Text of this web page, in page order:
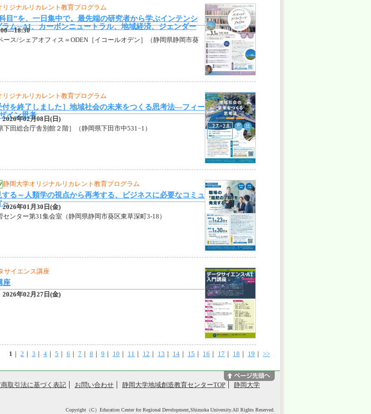
リジナルリカレント教育プログラム
目”を、一日集中で。最先端の研究者から学ぶインテンシ
ム─AI、カーボンニュートラル、地域経済、ジェンダー
ース/シェアオフィス＝ODEN［イコールオデン］（静岡県静岡市葵
リジナルリカレント教育プログラム
付を終了しました］地域社会の未来をつくる思考法―フィー
イン思考
年02月08日(日)
下田総合庁舎別館２階］（静岡県下田市中531−1）
静岡大学オリジナルリカレント教育プログラム
る～人類学の視点から再考する、ビジネスに必要なコミュ
～
年01月30日(金)
センター第31集会室（静岡県静岡市葵区東草深町3-18）
サイエンス講座
座
年02月27日(金)
1 ｜ 2 ｜ 3 ｜ 4 ｜ 5 ｜ 6 ｜ 7 ｜ 8 ｜ 9 ｜ 10 ｜ 11 ｜ 12 ｜ 13 ｜ 14 ｜ 15 ｜ 16 ｜ 17 ｜ 18 ｜ 19 ｜ >>
取引法に基づく表記 お問い合わせ 静岡大学地域創造教育センターTOP
静岡大学
Copyright（C）Education Center for Regional Development,Shizuoka University.All Rights Reserved.